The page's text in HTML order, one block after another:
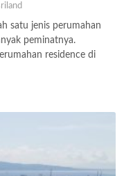
satu jenis perumahan
peminatnya.
residence di